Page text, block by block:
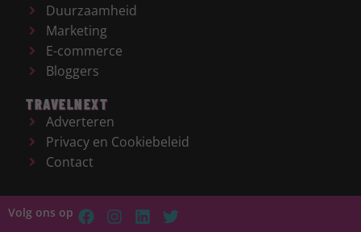
Duurzaamheid
Marketing
E-commerce
Bloggers
TRAVELNEXT
Adverteren
Privacy en Cookiebeleid
Contact
Volg ons op